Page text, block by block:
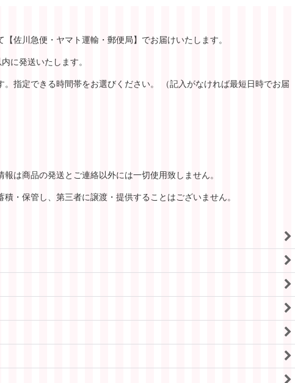
【佐川急便・ヤマト運輸・郵便局】でお届けいたします。
に発送いたします。
。指定できる時間帯をお選びください。 （記入がなければ最短日時でお届
は商品の発送とご連絡以外には一切使用致しません。
・保管し、第三者に譲渡・提供することはございません。